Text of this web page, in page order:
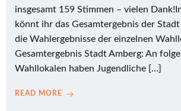
insgesamt 159 Stimmen – vielen
könnt ihr das Gesamtergebnis der
die Wahlergebnisse der einzelnen
Gesamtergebnis Stadt Amberg: An
Wahllokalen haben Jugendliche […]
READ MORE